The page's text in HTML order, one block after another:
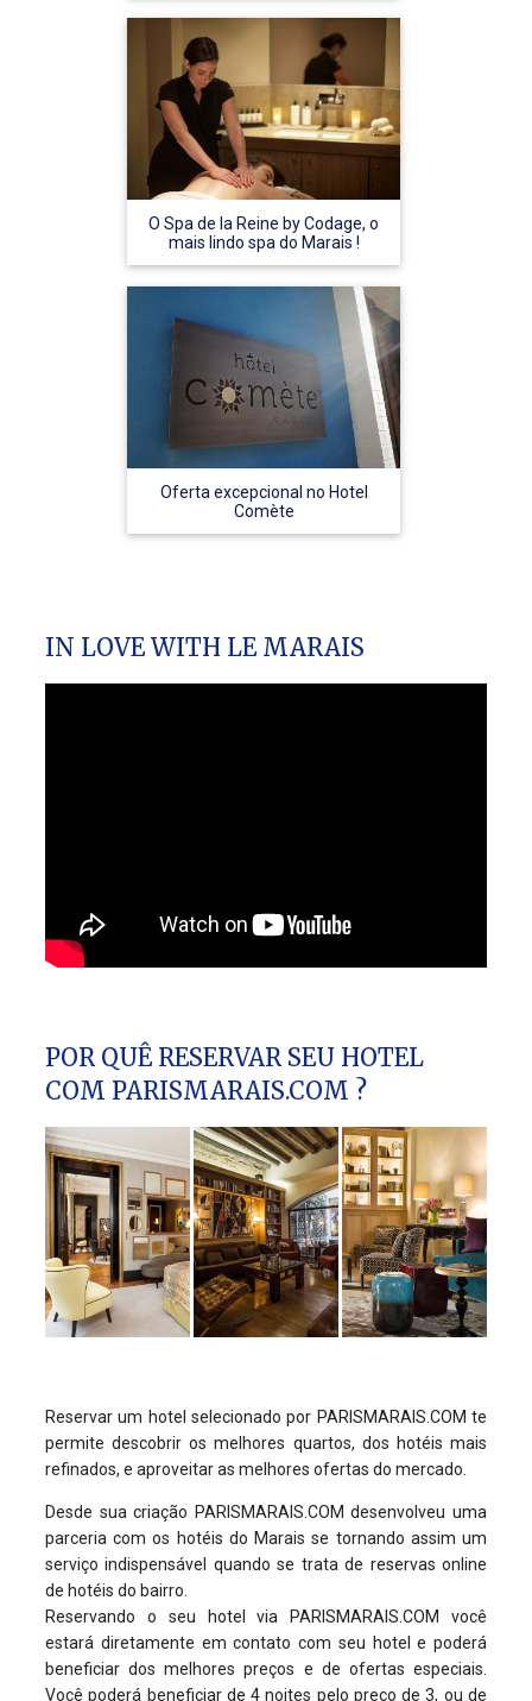
O Spa de la Reine by Codage, o
mais lindo spa do Marais !
Oferta excepcional no Hotel
Comète
IN LOVE WITH LE MARAIS
POR QUÊ RESERVAR SEU HOTEL
COM PARISMARAIS.COM ?
Reservar um hotel selecionado por PARISMARAIS.COM te
permite descobrir os melhores quartos, dos hotéis mais
refinados, e aproveitar as melhores ofertas do mercado.
Desde sua criação PARISMARAIS.COM desenvolveu uma
parceria com os hotéis do Marais se tornando assim um
serviço indispensável quando se trata de reservas online
de hotéis do bairro.
Reservando o seu hotel via PARISMARAIS.COM você
estará diretamente em contato com seu hotel e poderá
beneficiar dos melhores preços e de ofertas especiais.
Você poderá beneficiar de 4 noites pelo preço de 3, ou de